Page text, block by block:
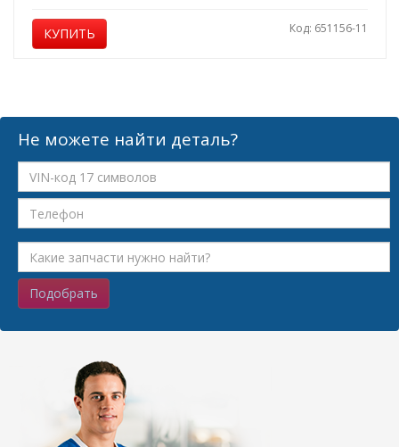
КУПИТЬ Код: 651156-11
Не можете найти деталь?
Подобрать